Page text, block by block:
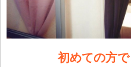
初めての方